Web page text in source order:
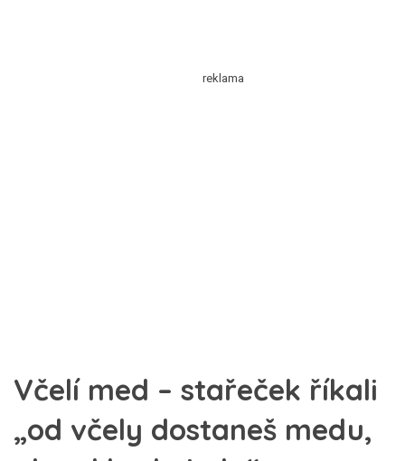
Včelí med – stařeček říkali
„od včely dostaneš medu,